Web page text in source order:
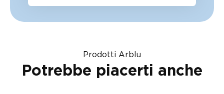
Prodotti Arblu
Potrebbe piacerti anche